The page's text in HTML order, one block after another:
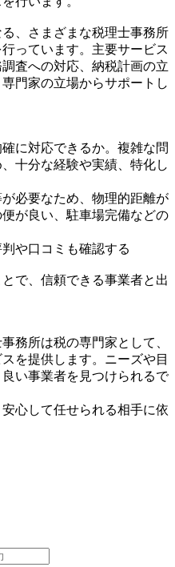
、さまざまな税理士事務所
っています。主要サービス
査への対応、納税計画の立
門家の立場からサポートし
に対応できるか。複雑な問
十分な経験や実績、特化し
必要なため、物理的距離が
が良い、駐車場完備などの
や口コミも確認する
で、信頼できる事業者と出
務所は税の専門家として、
を提供します。ニーズや目
い事業者を見つけられるで
心して任せられる相手に依